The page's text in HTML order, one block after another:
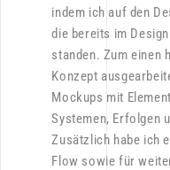
indem ich auf den
die bereits im Design
standen. Zum einen
Konzept
Mockups mit
Systemen, Erfolgen
Zusätzlich habe ich
Flow sowie für